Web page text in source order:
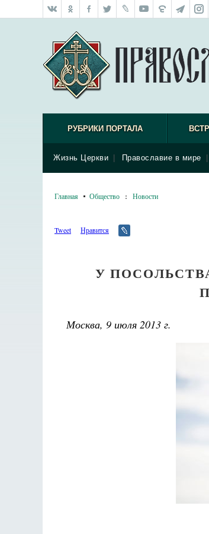
РУБРИКИ ПОРТАЛА
Жизнь Церкви Православие в мире
Главная Общество : Новости
Tweet Нравится
У
Москва, 9 июля 2013 г.